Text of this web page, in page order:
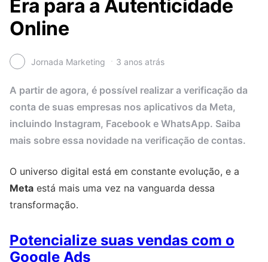
Era para a Autenticidade
Online
Jornada Marketing 3 anos atrás
A partir de agora, é possível realizar a verificação da
conta de suas empresas nos aplicativos da Meta,
incluindo Instagram, Facebook e WhatsApp. Saiba
mais sobre essa novidade na verificação de contas.
O universo digital está em constante evolução, e a
Meta está mais uma vez na vanguarda dessa
transformação.
Potencialize suas vendas com o
Google Ads